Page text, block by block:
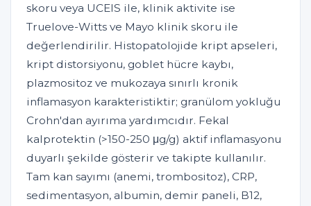
skoru veya UCEIS ile, klinik aktivite ise
Truelove-Witts ve Mayo klinik skoru ile
değerlendirilir. Histopatolojide kript apseleri,
kript distorsiyonu, goblet hücre kaybı,
plazmositoz ve mukozaya sınırlı kronik
inflamasyon karakteristiktir; granülom yokluğu
Crohn'dan ayırıma yardımcıdır. Fekal
kalprotektin (>150-250 μg/g) aktif inflamasyonu
duyarlı şekilde gösterir ve takipte kullanılır.
Tam kan sayımı (anemi, trombositoz), CRP,
sedimentasyon, albumin, demir paneli, B12,